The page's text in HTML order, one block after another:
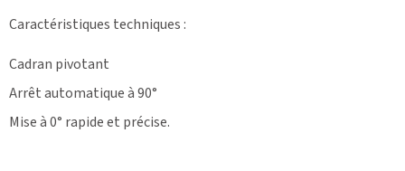
Caractéristiques techniques :
Cadran pivotant
Arrêt automatique à 90°
Mise à 0° rapide et précise.